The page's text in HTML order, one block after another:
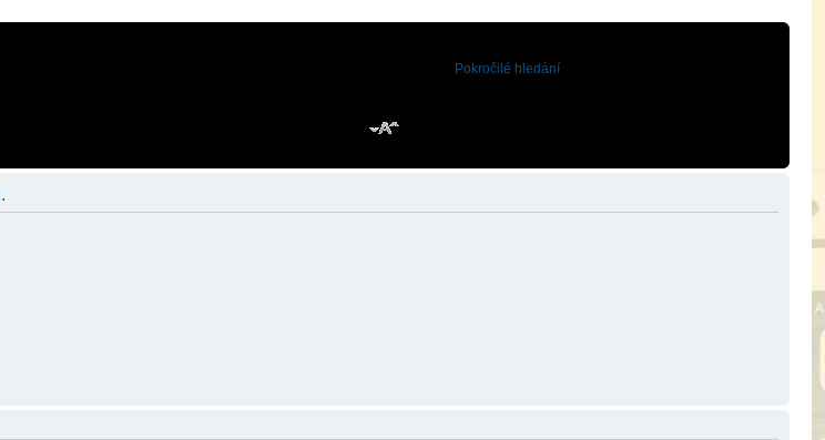
Pokročilé hledání